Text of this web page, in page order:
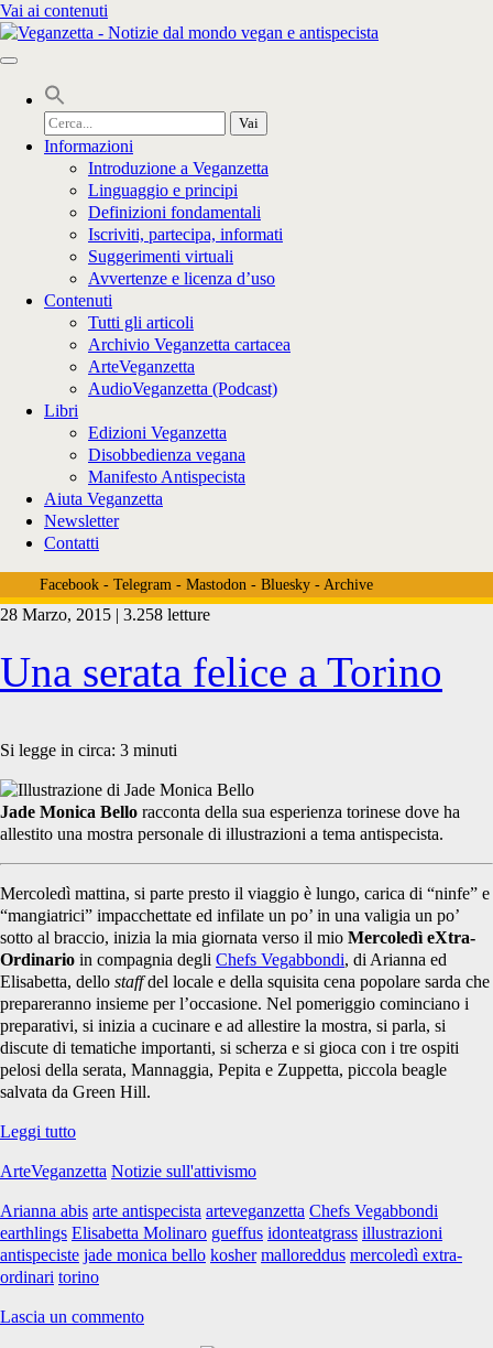
Vai ai contenuti
Cerca
per:
Informazioni
Introduzione a Veganzetta
Linguaggio e principi
Definizioni fondamentali
Iscriviti, partecipa, informati
Suggerimenti virtuali
Avvertenze e licenza d’uso
Contenuti
Tutti gli articoli
Archivio Veganzetta cartacea
ArteVeganzetta
AudioVeganzetta (Podcast)
Libri
Edizioni Veganzetta
Disobbedienza vegana
Manifesto Antispecista
Aiuta Veganzetta
Newsletter
Contatti
Facebook- Telegram- Mastodon- Bluesky- Archive
Tag:
<span>malloreddus</span>
28 Marzo, 2015 | 3.258 letture
Una serata felice a Torino
Si legge in circa: 3 minuti
Jade Monica Bello racconta della sua esperienza torinese dove ha
allestito una mostra personale di illustrazioni a tema antispecista.
Mercoledì mattina, si parte presto il viaggio è lungo, carica di “ninfe” e
“mangiatrici” impacchettate ed infilate un po’ in una valigia un po’
sotto al braccio, inizia la mia giornata verso il mio Mercoledì eXtra-
Ordinario in compagnia degli Chefs Vegabbondi, di Arianna ed
Elisabetta, dello staffdel locale e della squisita cena popolare sarda che
prepareranno insieme per l’occasione. Nel pomeriggio cominciano i
preparativi, si inizia a cucinare e ad allestire la mostra, si parla, si
discute di tematiche importanti, si scherza e si gioca con i tre ospiti
pelosi della serata, Mannaggia, Pepita e Zuppetta, piccola beagle
salvata da Green Hill.
Leggi tuttoUna
felice
Torino
ArteVeganzetta Notizie sull'attivismo
Arianna abis arte antispecista arteveganzetta Chefs Vegabbondi
earthlings Elisabetta Molinaro gueffus idonteatgrass illustrazioni
antispeciste jade monica bello kosher malloreddus mercoledì extra-
ordinari torino
Lascia un commento